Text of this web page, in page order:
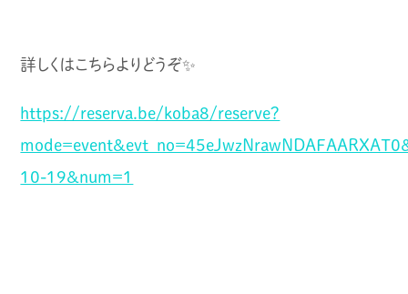
詳しくはこちらよりどうぞ✨
https://reserva.be/koba8/reserve?
10-19&num=1